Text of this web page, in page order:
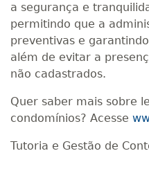
a segurança e
permitindo que a
preventivas e
além de evitar a
não cadastrados.
Quer saber mais sobre
condomínios? Acesse
Tutoria e Gestão de